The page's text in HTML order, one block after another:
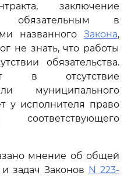
заключение
обязательным в
названного Закона,
не знать, что работы
обязательства.
в отсутствие
муниципального
у исполнителя право
мнение об общей
задач Законов N 223-